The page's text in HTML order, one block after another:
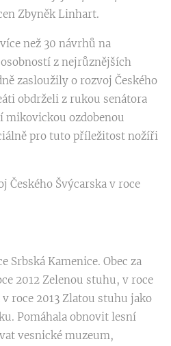
Zbyněk Linhart.
než 30 návrhů na
z nejrůznějších
zasloužily o rozvoj Českého
obdrželi z rukou senátora
ozdobenou
pro tuto příležitost nožíři
Českého Švýcarska v roce
Srbská Kamenice. Obec za
2012 Zelenou stuhu, v roce
roce 2013 Zlatou stuhu jako
Pomáhala obnovit lesní
vesnické muzeum,